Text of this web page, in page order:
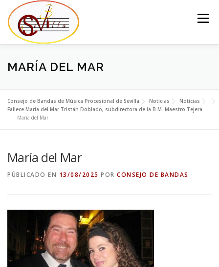
contenido
Menú
EL CONSEJO LA JUNTA DEL CONSEJO
NOTICIAS CONTACTO
MARÍA DEL MAR
Consejo de Bandas de Música Procesional de Sevilla Noticias
Noticias
Fallece María del Mar Tristán Doblado, subdirectora de la B.M. Maestro Tejera
María del Mar
María del Mar
PÚBLICADO EN 13/08/2025 POR CONSEJO DE BANDAS